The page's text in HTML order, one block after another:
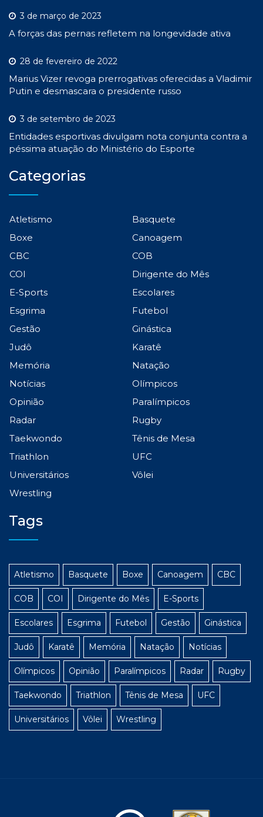
3 de março de 2023
A forças das pernas refletem na longevidade ativa
28 de fevereiro de 2022
Marius Vizer revoga prerrogativas oferecidas a Vladimir
Putin e desmascara o presidente russo
3 de setembro de 2023
Entidades esportivas divulgam nota conjunta contra a
péssima atuação do Ministério do Esporte
Categorias
Atletismo
Basquete
Boxe
Canoagem
CBC
COB
COI
Dirigente do Mês
E-Sports
Escolares
Esgrima
Futebol
Gestão
Ginástica
Judô
Karatê
Memória
Natação
Notícias
Olímpicos
Opinião
Paralímpicos
Radar
Rugby
Taekwondo
Tênis de Mesa
Triathlon
UFC
Universitários
Vôlei
Wrestling
Tags
Atletismo Basquete Boxe Canoagem CBC
COB COI Dirigente do Mês E-Sports
Escolares Esgrima Futebol Gestão Ginástica
Judô Karatê Memória Natação Notícias
Olímpicos Opinião Paralímpicos Radar Rugby
Taekwondo Triathlon Tênis de Mesa UFC
Universitários Vôlei Wrestling